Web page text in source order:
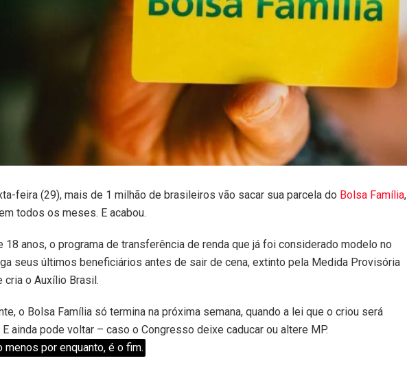
feira (29), mais de 1 milhão de brasileiros vão sacar sua parcela do Bolsa Família,
todos os meses. E acabou.
18 anos, o programa de transferência de renda que já foi considerado modelo no
seus últimos beneficiários antes de sair de cena, extinto pela Medida Provisória
cria o Auxílio Brasil.
o Bolsa Família só termina na próxima semana, quando a lei que o criou será
E ainda pode voltar – caso o Congresso deixe caducar ou altere MP.
menos por enquanto, é o fim.